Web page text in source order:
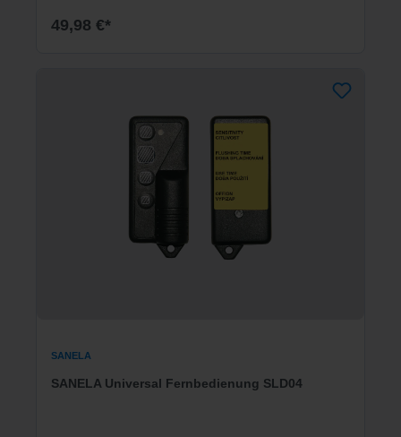
49,98 €*
SANELA
SANELA Universal Fernbedienung SLD04